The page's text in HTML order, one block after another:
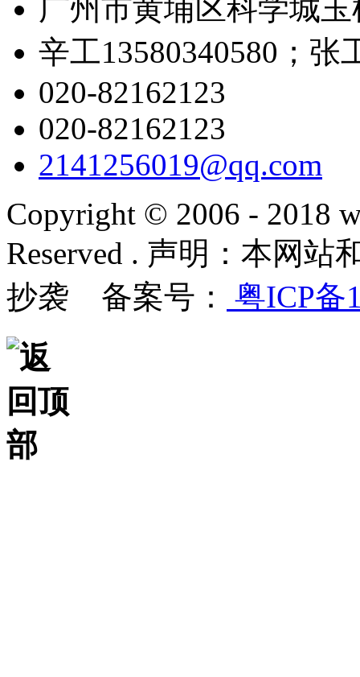
广州市黄埔区科学城
辛工13580340580；张
020-82162123
020-82162123
2141256019@qq.com
Copyright © 2006 - 2018
Reserved . 声明：本网
抄袭 备案号：
粤ICP备